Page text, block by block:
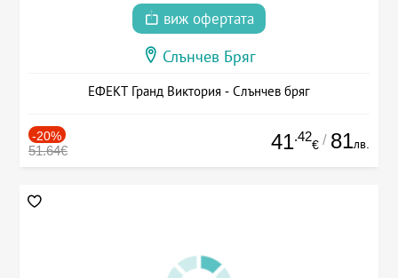
виж офертата
Слънчев Бряг
ЕФЕКТ Гранд Виктория - Слънчев бряг
-20%
51.64€ 41.42
€ / 81лв.